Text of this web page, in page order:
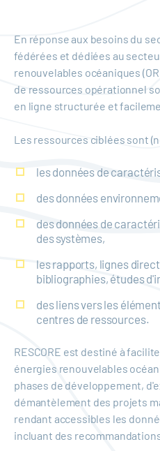
En réponse aux besoins du
fédérées et dédiées au
renouvelables océaniques
de ressources opérationnel
en ligne structurée et
Les ressources ciblées sont
les données de
des données
des données de
des systèmes,
les rapports, lignes
bibliographies, études
des liens vers les
centres de ressources.
RESCORE est destiné à
énergies renouvelables
phases de développement,
démantèlement des projets
rendant accessibles les
incluant des